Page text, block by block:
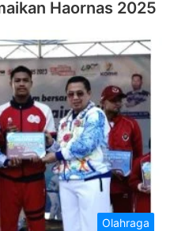
Haornas 2025
Olahraga